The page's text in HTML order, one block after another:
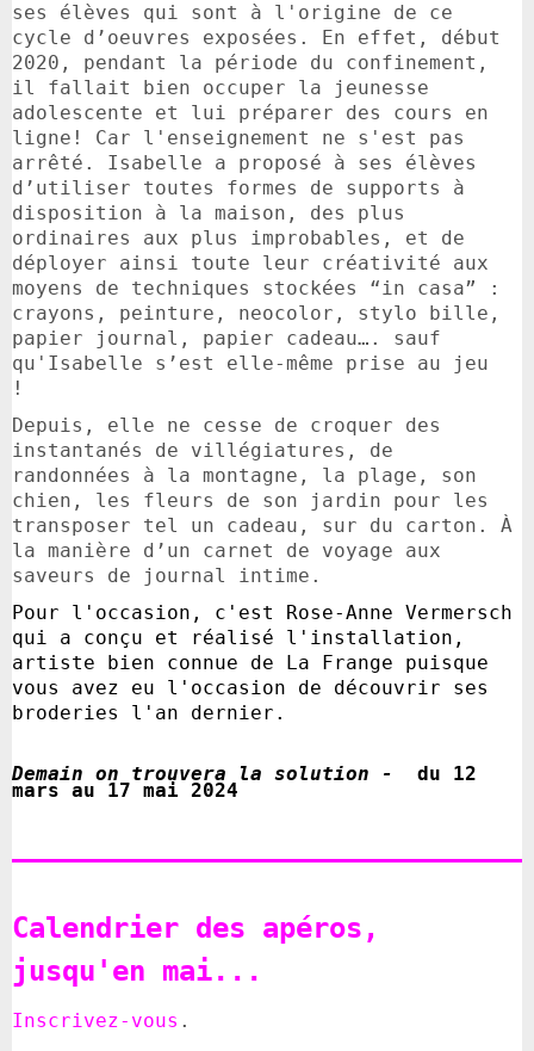
ses élèves qui sont à l'origine de ce
cycle d’oeuvres exposées. En effet, début
2020, pendant la période du confinement,
il fallait bien occuper la jeunesse
adolescente et lui préparer des cours en
ligne! Car l'enseignement ne s'est pas
arrêté. Isabelle a proposé à ses élèves
d’utiliser toutes formes de supports à
disposition à la maison, des plus
ordinaires aux plus improbables, et de
déployer ainsi toute leur créativité aux
moyens de techniques stockées “in casa” :
crayons, peinture, neocolor, stylo bille,
papier journal, papier cadeau…. sauf
qu'Isabelle s’est elle-même prise au jeu
!
Depuis, elle ne cesse de croquer des
instantanés de villégiatures, de
randonnées à la montagne, la plage, son
chien, les fleurs de son jardin pour les
transposer tel un cadeau, sur du carton. À
la manière d’un carnet de voyage aux
saveurs de journal intime.
Pour l'occasion, c'est Rose-Anne Vermersch
qui a conçu et réalisé l'installation,
artiste bien connue de La Frange puisque
vous avez eu l'occasion de découvrir ses
broderies l'an dernier.
Demain on trouvera la solution - du 12
mars au 17 mai 2024
Calendrier des apéros,
jusqu'en mai...
Inscrivez-vous .